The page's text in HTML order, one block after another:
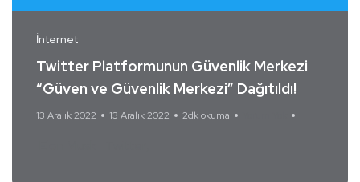
İnternet
Twitter Platformunun Güvenlik Merkezi
“Güven ve Güvenlik Merkezi” Dağıtıldı!
13 Aralık 2022 13 Aralık 2022 2dk okuma